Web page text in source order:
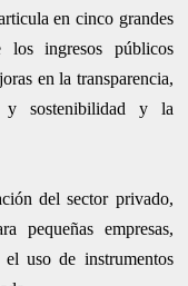
en cinco grandes
los ingresos públicos
en la transparencia,
y sostenibilidad y la
del sector privado,
pequeñas empresas,
el uso de instrumentos